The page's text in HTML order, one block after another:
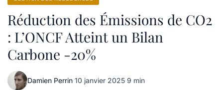
Réduction des Émissions de CO2
: L’ONCF Atteint un Bilan
Carbone -20%
Damien Perrin·10 janvier 2025·9 min